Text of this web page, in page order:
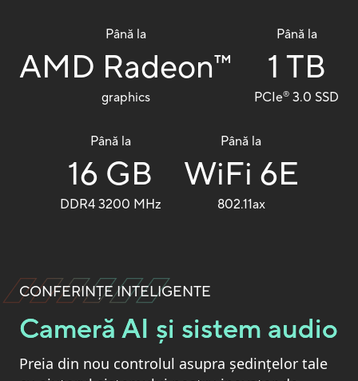
Până la
AMD Radeon™
graphics
Până la
1 TB
PCIe® 3.0 SSD
Până la
16 GB
DDR4 3200 MHz
Până la
WiFi 6E
802.11ax
CONFERINȚE INTELIGENTE
Cameră AI și sistem audio
Preia din nou controlul asupra ședințelor tale